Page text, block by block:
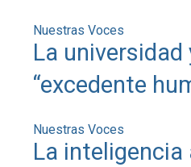
Nuestras Voces
La universidad
“excedente
Nuestras Voces
La